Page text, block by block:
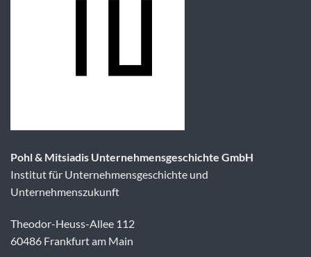
Pohl & Mitsiadis Unternehmensgeschichte GmbH
Institut für Unternehmensgeschichte und
Unternehmenszukunft
Theodor-Heuss-Allee 112
60486 Frankfurt am Main